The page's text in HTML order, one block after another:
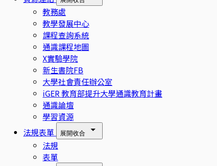
教務處
教學發展中心
課程查詢系統
通識課程地圖
X實驗學院
新生書院FB
大學社會責任辦公室
iGER 教育部提升大學通識教育計畫
通識論壇
學習資源
法規表單
展開收合
法規
表單